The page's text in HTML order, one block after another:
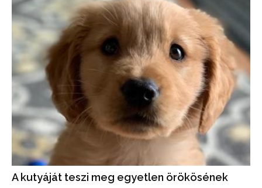
A kutyáját teszi meg egyetlen örökösének